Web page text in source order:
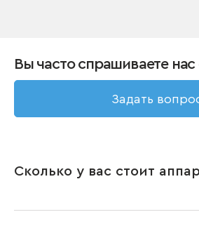
Вы часто спрашиваете
Задать
Сколько у вас стоит